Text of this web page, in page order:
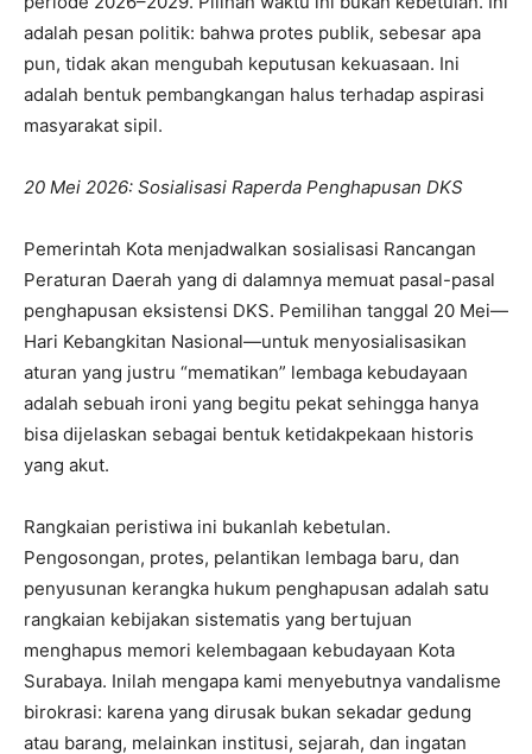
adalah pesan politik: bahwa protes publik, sebesar apa
pun, tidak akan mengubah keputusan kekuasaan. Ini
adalah bentuk pembangkangan halus terhadap aspirasi
masyarakat sipil.
20 Mei 2026: Sosialisasi Raperda Penghapusan DKS
Pemerintah Kota menjadwalkan sosialisasi Rancangan
Peraturan Daerah yang di dalamnya memuat pasal-pasal
penghapusan eksistensi DKS. Pemilihan tanggal 20 Mei—
Hari Kebangkitan Nasional—untuk menyosialisasikan
aturan yang justru “mematikan” lembaga kebudayaan
adalah sebuah ironi yang begitu pekat sehingga hanya
bisa dijelaskan sebagai bentuk ketidakpekaan historis
yang akut.
Rangkaian peristiwa ini bukanlah kebetulan.
Pengosongan, protes, pelantikan lembaga baru, dan
penyusunan kerangka hukum penghapusan adalah satu
rangkaian kebijakan sistematis yang bertujuan
menghapus memori kelembagaan kebudayaan Kota
Surabaya. Inilah mengapa kami menyebutnya vandalisme
birokrasi: karena yang dirusak bukan sekadar gedung
atau barang, melainkan institusi, sejarah, dan ingatan